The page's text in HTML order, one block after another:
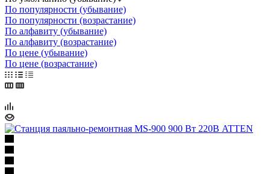
По популярности (убывание)
По популярности (возрастание)
По алфавиту (убывание)
По алфавиту (возрастание)
По цене (убывание)
По цене (возрастание)